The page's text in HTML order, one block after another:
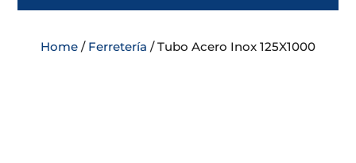
Home / Ferretería / Tubo Acero Inox 125X1000